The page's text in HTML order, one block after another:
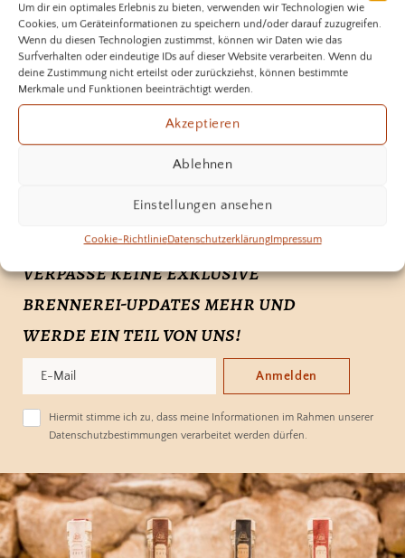
Um dir ein optimales Erlebnis zu bieten, verwenden wir Technologien wie
Cookies, um Geräteinformationen zu speichern und/oder darauf zuzugreifen.
Wenn du diesen Technologien zustimmst, können wir Daten wie das
Surfverhalten oder eindeutige IDs auf dieser Website verarbeiten. Wenn du
deine Zustimmung nicht erteilst oder zurückziehst, können bestimmte
Merkmale und Funktionen beeinträchtigt werden.
Akzeptieren
Ablehnen
Einstellungen ansehen
Cookie-RichtlinieDatenschutzerklärungImpressum
verpasse keine exklusive
brennerei-updates mehr und
werde ein teil von uns!
Hiermit stimme ich zu, dass meine Informationen im Rahmen unserer
Datenschutzbestimmungen verarbeitet werden dürfen.
Anmelden